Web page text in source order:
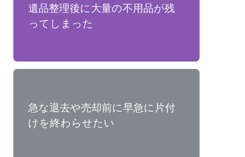
遺品整理後に大量の不用品が残
ってしまった
急な退去や売却前に早急に片付
けを終わらせたい